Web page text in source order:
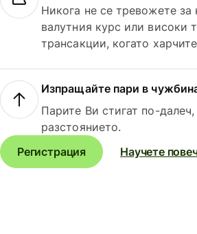
Никога не се тревожете за
валутния курс или високи
трансакции, когато
Изпращайте пари в
Парите Ви стигат по-далеч,
разстоянието.
Регистрация
Научете